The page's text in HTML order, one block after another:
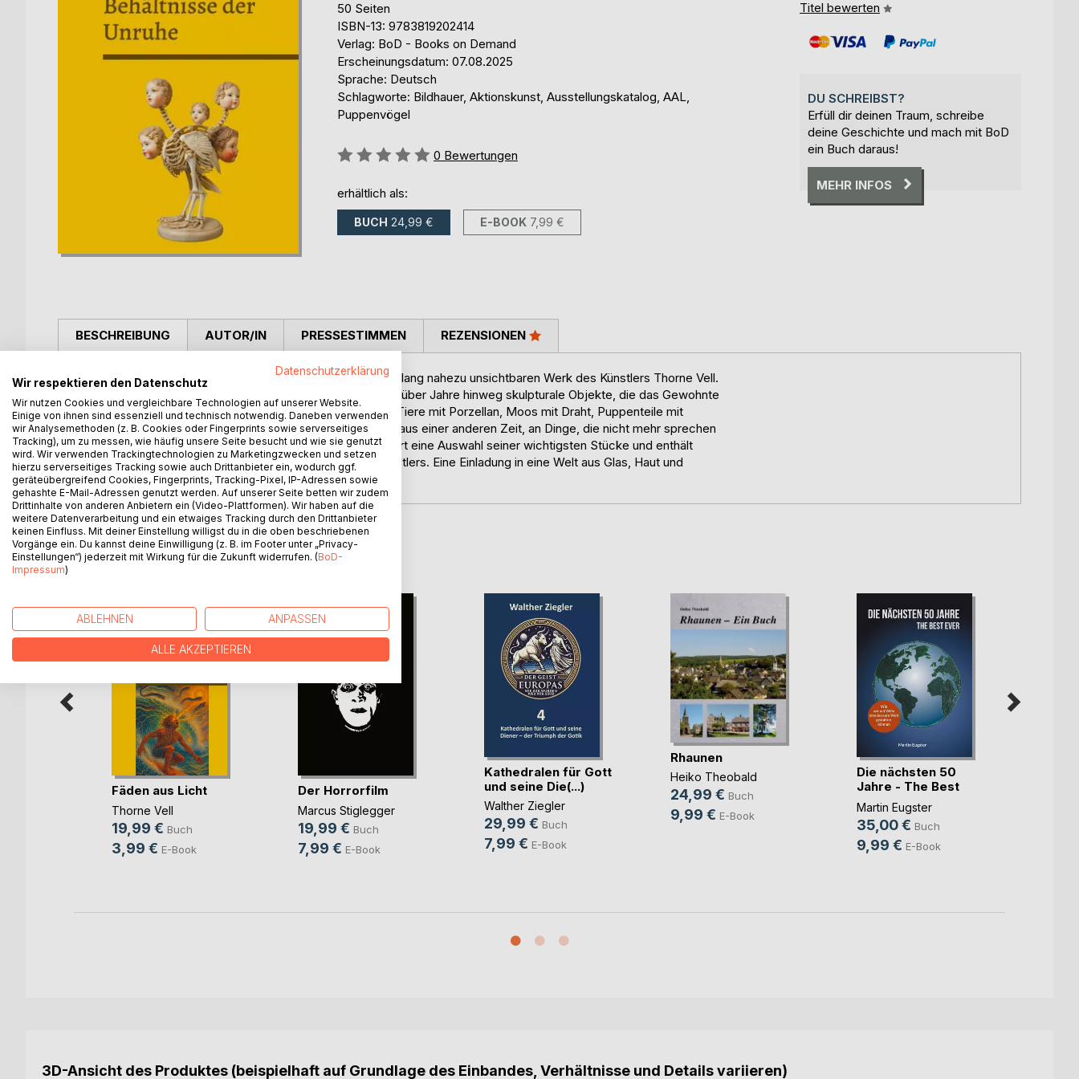
50 Seiten
ISBN-13: 9783819202414
Verlag: BoD - Books on Demand
Erscheinungsdatum: 07.08.2025
Sprache: Deutsch
Schlagworte: Bildhauer, Aktionskunst, Ausstellungskatalog, AAL,
Puppenvögel
Bewertung::
0 Bewertungen
erhältlich als:
BUCH 24,99 € E-BOOK 7,99 €
Titel bewerten
DU SCHREIBST?
Erfüll dir deinen Traum, schreibe
deine Geschichte und mach mit BoD
ein Buch daraus!
MEHR INFOS
BESCHREIBUNG
Diese erste umfassende Werkschau widmet sich dem bislang nahezu unsichtbaren Werk des Künstlers Thorne Vell.
In einem ehemaligen Tierarztzimmer in Bobitz entstanden über Jahre hinweg skulpturale Objekte, die das Gewohnte
verstören und das Verlorene bergen. Vell kombiniert tote Tiere mit Porzellan, Moos mit Draht, Puppenteile mit
konservierten Aalen. Seine Arbeiten erinnern an Reliquien aus einer anderen Zeit, an Dinge, die nicht mehr sprechen
sollten und doch etwas erzählen. Der Katalog dokumentiert eine Auswahl seiner wichtigsten Stücke und enthält
erstmals einen Essay zum Denken und Schaffen des Künstlers. Eine Einladung in eine Welt aus Glas, Haut und
Erinnerung.
AUTOR/IN PRESSESTIMMEN REZENSIONEN
WEITERE TITEL BEIBoD
Fäden aus Licht
Thorne Vell
19,99 € Buch
3,99 € E-Book
Der Horrorfilm
Marcus Stiglegger
19,99 € Buch
7,99 € E-Book
Kathedralen für Gott
und seine Die(...)
Walther Ziegler
29,99 € Buch
7,99 € E-Book
Rhaunen
Heiko Theobald
24,99 € Buch
9,99 € E-Book
Die nächsten 50
Jahre - The Best
Ever
Martin Eugster
35,00 € Buch
9,99 € E-Book
3D-Ansicht des Produktes (beispielhaft auf Grundlage des Einbandes, Verhältnisse und Details variieren)
Datenschutzerklärung
Wir respektieren den Datenschutz
Wir nutzen Cookies und vergleichbare Technologien auf unserer Website.
Einige von ihnen sind essenziell und technisch notwendig. Daneben verwenden
wir Analysemethoden (z. B. Cookies oder Fingerprints sowie serverseitiges
Tracking), um zu messen, wie häufig unsere Seite besucht und wie sie genutzt
wird. Wir verwenden Trackingtechnologien zu Marketingzwecken und setzen
hierzu serverseitiges Tracking sowie auch Drittanbieter ein, wodurch ggf.
geräteübergreifend Cookies, Fingerprints, Tracking-Pixel, IP-Adressen sowie
gehashte E-Mail-Adressen genutzt werden. Auf unserer Seite betten wir zudem
Drittinhalte von anderen Anbietern ein (Video-Plattformen). Wir haben auf die
weitere Datenverarbeitung und ein etwaiges Tracking durch den Drittanbieter
keinen Einfluss. Mit deiner Einstellung willigst du in die oben beschriebenen
Vorgänge ein. Du kannst deine Einwilligung (z. B. im Footer unter „Privacy-
Einstellungen“) jederzeit mit Wirkung für die Zukunft widerrufen. (BoD-
Impressum)
ABLEHNEN ANPASSEN
ALLE AKZEPTIEREN